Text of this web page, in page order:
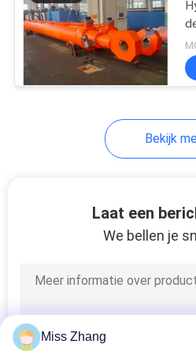
Heavy duty
Bekijk
Laat een
We bellen je
Miss Zhang